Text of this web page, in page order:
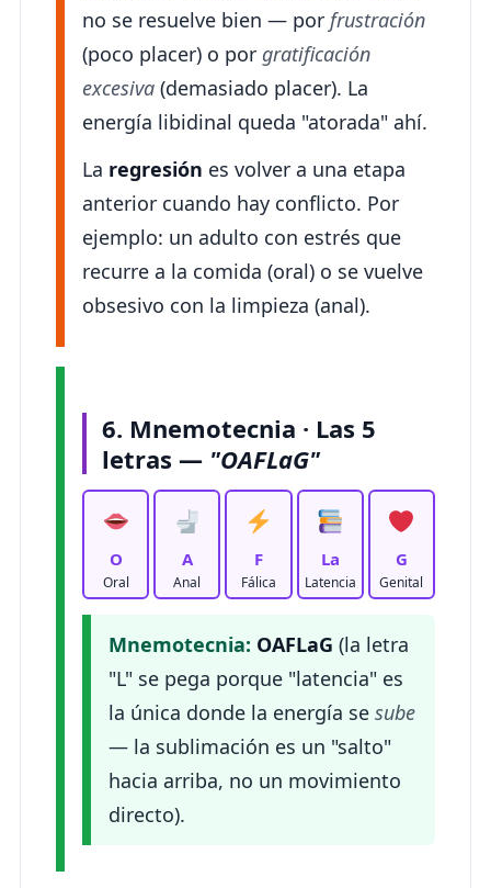
no se resuelve bien — por frustración
(poco placer) o por gratificación
excesiva (demasiado placer). La
energía libidinal queda "atorada" ahí.
La regresión es volver a una etapa
anterior cuando hay conflicto. Por
ejemplo: un adulto con estrés que
recurre a la comida (oral) o se vuelve
obsesivo con la limpieza (anal).
6. Mnemotecnia · Las 5
letras — "OAFLaG"
O
Oral
A
Anal
F
Fálica
La
Latencia
G
Genital
Mnemotecnia: OAFLaG (la letra
"L" se pega porque "latencia" es
la única donde la energía se sube
— la sublimación es un "salto"
hacia arriba, no un movimiento
directo).